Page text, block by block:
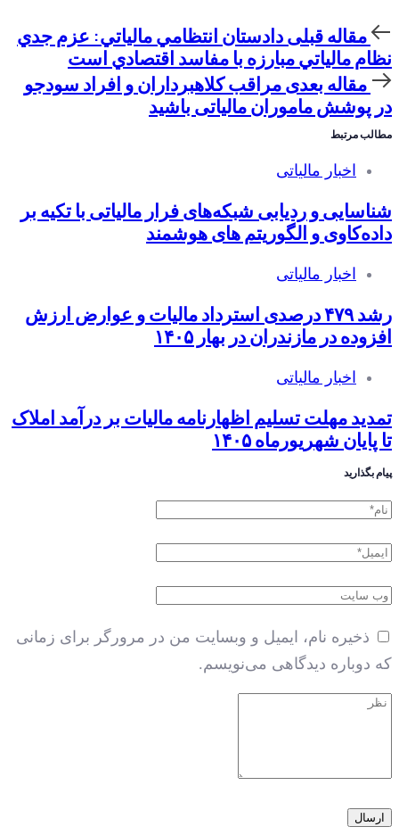
مقاله
قبلی
مقاله قبلیدادستان انتظامي مالياتي: عزم جدي
نظام مالياتي مبارزه با مفاسد اقتصادي است
مقاله
بعدی
مقاله بعدیمراقب کلاهبرداران و افراد سودجو
در پوشش ماموران مالیاتی باشید
مطالب مرتبط
اخبار مالیاتی
شناسایی و ردیابی شبکه‌های فرار مالیاتی با تکیه بر
داده‌کاوی و الگوریتم های هوشمند
اخبار مالیاتی
رشد ۴۷۹ درصدی استرداد مالیات و عوارض ارزش
افزوده در مازندران در بهار ۱۴۰۵
اخبار مالیاتی
تمدید مهلت تسلیم اظهارنامه مالیات بر درآمد املاک
تا پایان شهریورماه ۱۴۰۵
پیام بگذارید
ذخیره نام، ایمیل و وبسایت من در مرورگر برای زمانی
که دوباره دیدگاهی می‌نویسم.